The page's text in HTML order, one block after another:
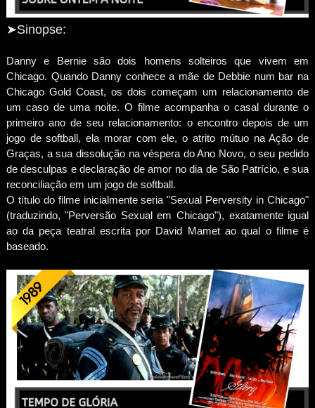
➤Sinopse:
Danny e Bernie são dois homens solteiros que vivem em
Chicago. Quando Danny conhece a mãe de Debbie num bar na
Chicago Gold Coast, os dois começam um relacionamento de
um caso de uma noite. O filme acompanha o casal durante o
primeiro ano de seu relacionamento: o encontro depois de um
jogo de softball, ela morar com ele, o atrito mútuo na Ação de
Graças, a sua dissolução na véspera do Ano Novo, o seu pedido
de desculpas e declaração de amor no dia de São Patrício, e sua
reconciliação em um jogo de softball.
O título do filme inicialmente seria "Sexual Perversity in Chicago"
(traduzindo, "Perversão Sexual em Chicago"), exatamente igual
ao da peça teatral escrita por David Mamet ao qual o filme é
baseado.